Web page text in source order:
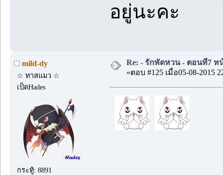
อยู่นะคะ
mild-dy
☆ ทาสแมว ☆
เป็ดHades
กระทู้: 8891
Re: - รักพัดหวน - ตอนที่7 ห
«ตอบ #125 เมื่อ05-08-2015